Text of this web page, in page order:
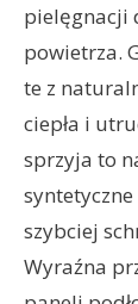
pielęgnacji
powietrza.
te z
ciepła i
sprzyja to
szybciej
Wyraźna